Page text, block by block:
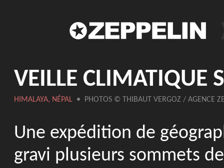
VEILLE CLIMATIQUE
HIMALAYA, NÉPAL • PHOTOS © THIBAUT VERGOZ / AGENCE
Une expédition de
gravi plusieurs sommets